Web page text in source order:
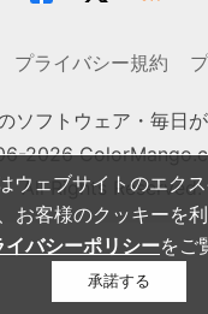
ウェブサイトのエク
お客様のクッキーを
イバシーポリシーをご
承諾する
プライバシー規約
ソフトウェア・毎日
2026
All Rights Reserved.